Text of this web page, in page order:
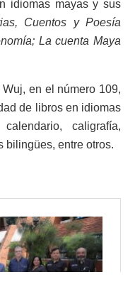
idiomas mayas y sus
Cuentos y Poesía
La cuenta Maya
en el número 109,
de libros en idiomas
caligrafía,
bilingües, entre otros.